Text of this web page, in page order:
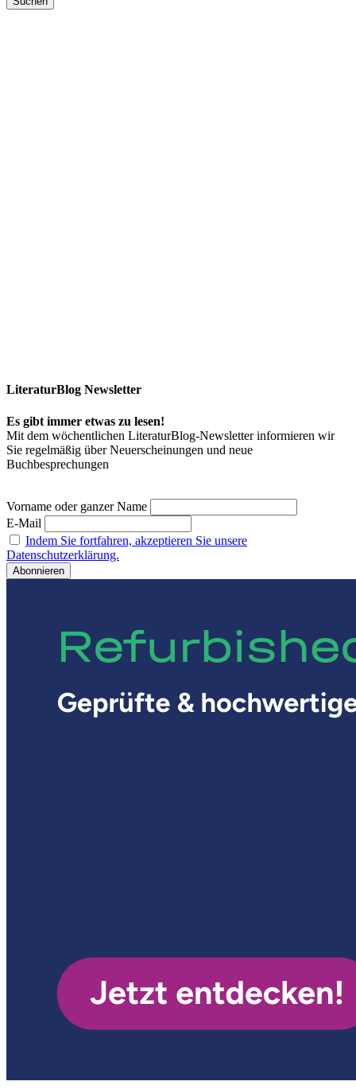
LiteraturBlog Newsletter
Es gibt immer etwas zu lesen!
Mit dem wöchentlichen LiteraturBlog-Newsletter informieren wir
Sie regelmäßig über Neuerscheinungen und neue
Buchbesprechungen
Vorname oder ganzer Name
E-Mail
Indem Sie fortfahren, akzeptieren Sie unsere
Datenschutzerklärung.